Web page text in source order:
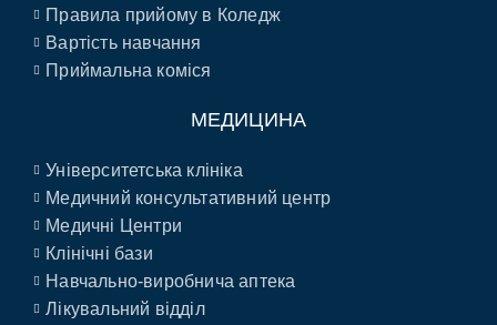
Правила прийому в Коледж
Вартість навчання
Приймальна коміся
МЕДИЦИНА
Університетська клініка
Медичний консультативний центр
Медичні Центри
Клінічні бази
Навчально-виробнича аптека
Лікувальний відділ